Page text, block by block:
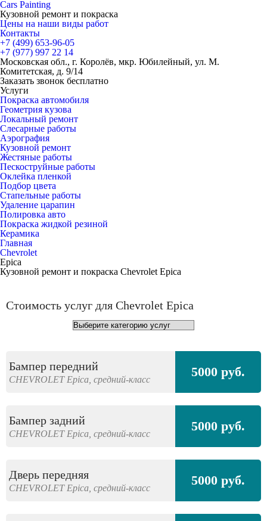
Cars Painting
Кузовной ремонт и покраска
Цены на наши виды работ
Контакты
+7 (499) 653-96-05
+7 (977) 997 22 14
Московская обл., г. Королёв, мкр. Юбилейный, ул. М.
Комитетская, д. 9/14
Заказать звонок бесплатно
Услуги
Покраска автомобиля
Геометрия кузова
Локальный ремонт
Слесарные работы
Аэрография
Кузовной ремонт
Жестяные работы
Пескоструйные работы
Оклейка пленкой
Подбор цвета
Стапельные работы
Удаление царапин
Полировка авто
Покраска жидкой резиной
Керамика
Главная
Chevrolet
Epica
Кузовной ремонт и покраска Chevrolet Epica
Стоимость услуг для Chevrolet Epica
Бампер передний
CHEVROLET Epica, средний-класс 5000 руб.
Бампер задний
CHEVROLET Epica, средний-класс 5000 руб.
Дверь передняя
CHEVROLET Epica, средний-класс 5000 руб.